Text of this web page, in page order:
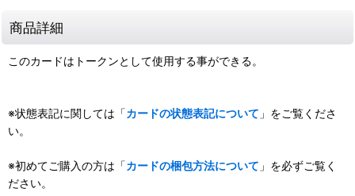
商品詳細
このカードはトークンとして使用する事ができる。
※状態表記に関しては「カードの状態表記について 」をご覧くださ
い。
※初めてご購入の方は「カードの梱包方法について 」を必ずご覧く
ださい。